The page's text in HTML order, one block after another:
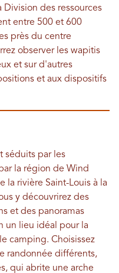
des ressources
entre 500 et 600
près du centre
observer les wapitis
et sur d'autres
et aux dispositifs
séduits par les
la région de Wind
la rivière Saint-Louis à la
y découvrirez des
et des panoramas
un lieu idéal pour la
camping. Choisissez
randonnée différents,
qui abrite une arche